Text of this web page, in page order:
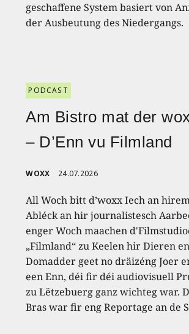
geschaffene System basiert von
der Ausbeutung des Niedergangs.
PODCAST
Am Bistro mat der
– D’Enn vu Filmland
WOXX 24.07.2026
All Woch bitt d’woxx Iech an
Abléck an hir journalistesch
enger Woch maachen
„Filmland“ zu Keelen hir Dieren
Domadder geet no dräizéng Joer
een Enn, déi fir déi audiovisuell
zu Lëtzebuerg ganz wichteg war.
Bras war fir eng Reportage an de